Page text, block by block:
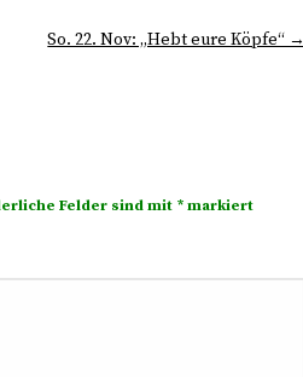
So. 22. Nov: „Hebt eure Köpfe“ →
Felder sind mit * markiert